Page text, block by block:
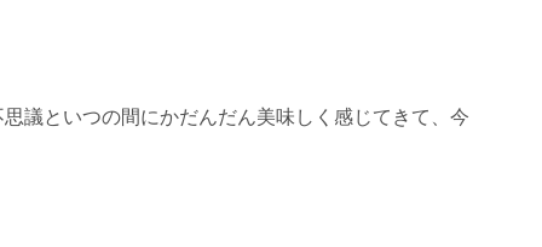
議といつの間にかだんだん美味しく感じてきて、今